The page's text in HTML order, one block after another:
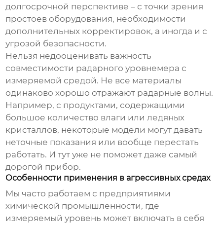
долгосрочной перспективе – с точки зрения
простоев оборудования, необходимости
дополнительных корректировок, а иногда и с
угрозой безопасности.
Нельзя недооценивать важность
совместимости радарного уровнемера с
измеряемой средой. Не все материалы
одинаково хорошо отражают радарные волны.
Например, с продуктами, содержащими
большое количество влаги или ледяных
кристаллов, некоторые модели могут давать
неточные показания или вообще перестать
работать. И тут уже не поможет даже самый
дорогой прибор.
Особенности применения в агрессивных средах
Мы часто работаем с предприятиями
химической промышленности, где
измеряемый уровень может включать в себя